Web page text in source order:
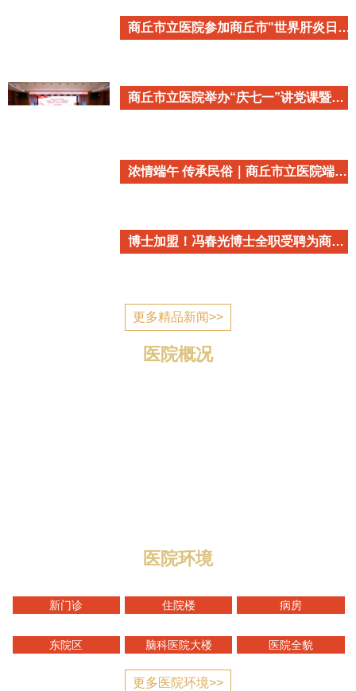
商丘市立医院参加商丘市"世界肝炎日"主题宣传活动
商丘市立医院举办“庆七一”讲党课暨重温入党誓词活动
浓情端午 传承民俗｜商丘市立医院端午民俗主题活动温情开启
博士加盟！冯春光博士全职受聘为商丘市立医院心血管内科学术带头人
更多精品新闻>>
医院概况
医院环境
新门诊 住院楼 病房
东院区 脑科医院大楼 医院全貌
更多医院环境>>